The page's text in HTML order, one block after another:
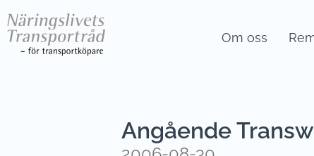
Om oss
Angående